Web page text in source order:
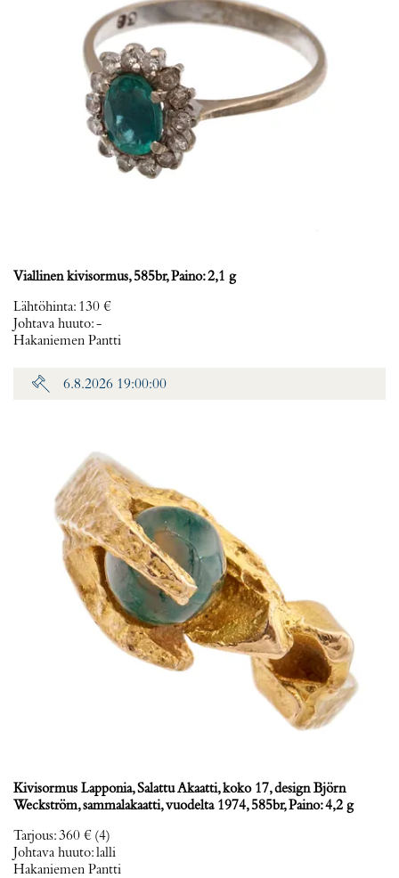
Viallinen kivisormus, 585br, Paino: 2,1 g
Lähtöhinta: 130 €
Johtava huuto:-
Hakaniemen Pantti
6.8.2026 19:00:00
Kivisormus Lapponia, Salattu Akaatti, koko 17, design Björn
Weckström, sammalakaatti, vuodelta 1974, 585br, Paino: 4,2 g
Tarjous:360 € (4)
Johtava huuto:lalli
Hakaniemen Pantti